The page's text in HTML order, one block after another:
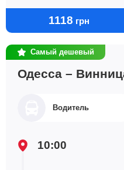
1118 грн
Самый дешевый
Одесса –
Водитель
10:00